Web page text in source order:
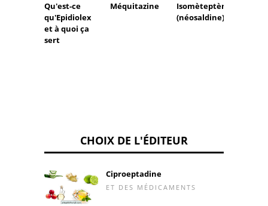
Qu'est-ce
qu'Epidiolex
et à quoi ça
sert
Méquitazine
Isomèteptène
(néosaldine)
CHOIX DE L'ÉDITEUR
Ciproeptadine
ET DES MÉDICAMENTS